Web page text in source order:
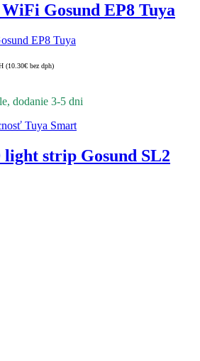
Gosund EP8 Tuya
EP8 Tuya
(10.30€ bez dph)
dodanie 3-5 dni
Tuya Smart
strip Gosund SL2